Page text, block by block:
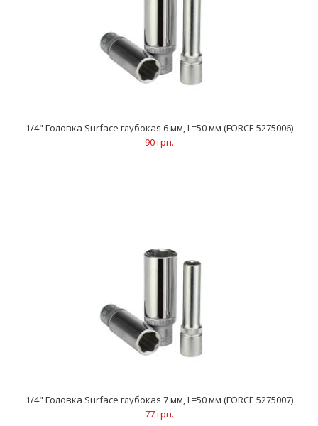
1/4" Головка Surface глубокая 5.5 мм, L=50 мм (FORCE 52750055)
90 грн.
1/4" Головка Surface глубокая 6 мм, L=50 мм (FORCE 5275006)
1/4" Головка Surface глубокая 6 мм, L=50 мм (FORCE 5275006)
90 грн.
1/4" Головка Surface глубокая 7 мм, L=50 мм (FORCE 5275007)
77 грн.